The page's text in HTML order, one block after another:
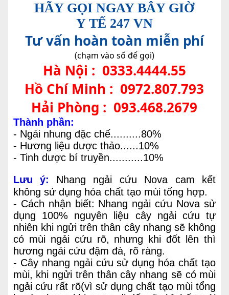
HÃY GỌI NGAY BÂY GIỜ
Y TẾ 247 VN
Tư vấn hoàn toàn miễn phí
(chạm vào số để gọi)
Hà Nội : 0333.4444.55
Hồ Chí Minh : 0972.807.793
Hải Phòng : 093.468.2679
Thành phần:
- Ngải nhung đặc chế..........80%
- Hương liệu dược thảo......10%
- Tinh dược bí truyền...........10%
Lưu ý:
Nhang ngải cứu Nova cam kết
không sử dụng hóa chất tạo mùi tổng hợp.
- Cách nhận biết: Nhang ngải cứu Nova sử
dụng 100% nguyên liệu cây ngải cứu tự
nhiên khi ngửi trên thân cây nhang sẽ không
có mùi ngải cứu rõ, nhưng khi đốt lên thì
hương ngải cứu đậm đà, rõ ràng.
- Cây nhang ngải cứu sử dụng hóa chất tạo
mùi, khi ngửi trên thân cây nhang sẽ có mùi
ngải cứu rất rõ(vì sử dụng chất tạo mùi tổng